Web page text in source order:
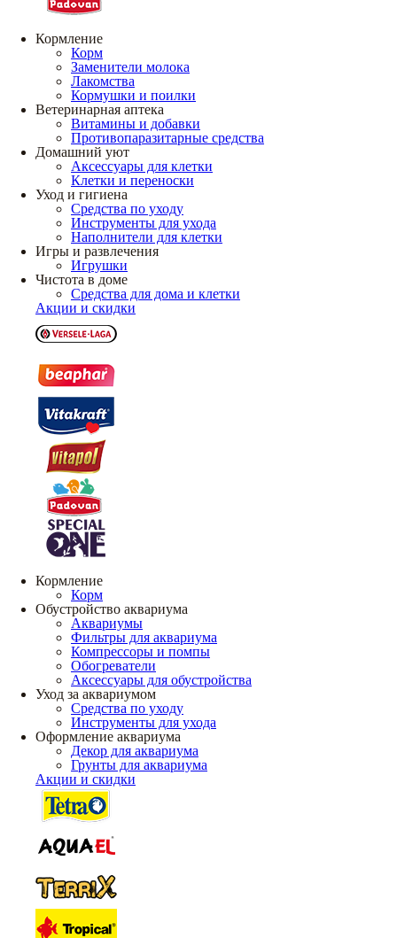
Кормление
Корм
Заменители молока
Лакомства
Кормушки и поилки
Ветеринарная аптека
Витамины и добавки
Противопаразитарные средства
Домашний уют
Аксессуары для клетки
Клетки и переноски
Уход и гигиена
Средства по уходу
Инструменты для ухода
Наполнители для клетки
Игры и развлечения
Игрушки
Чистота в доме
Средства для дома и клетки
Акции и скидки
Кормление
Корм
Обустройство аквариума
Аквариумы
Фильтры для аквариума
Компрессоры и помпы
Обогреватели
Аксессуары для обустройства
Уход за аквариумом
Средства по уходу
Инструменты для ухода
Оформление аквариума
Декор для аквариума
Грунты для аквариума
Акции и скидки